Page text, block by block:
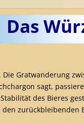
Das
Gratwanderung
sagt,
des Bieres
zurückbleibenden